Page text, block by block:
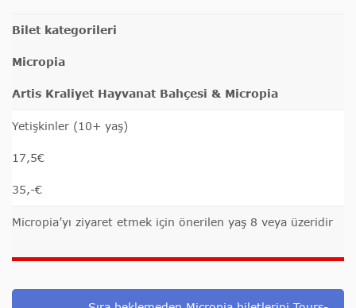
Bilet kategorileri
Micropia
Artis Kraliyet Hayvanat Bahçesi & Micropia
Yetişkinler (10+ yaş)
17,5€
35,-€
Micropia’yı ziyaret etmek için önerilen yaş 8 veya üzeridir